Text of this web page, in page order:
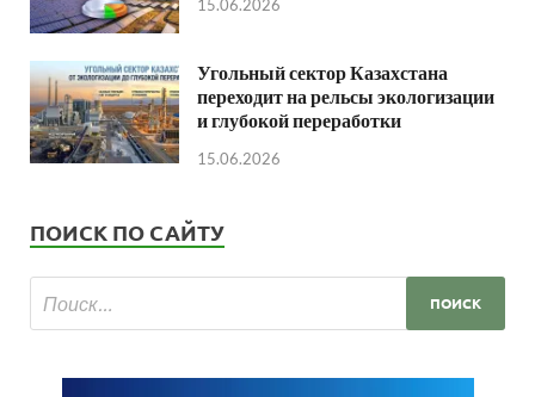
15.06.2026
Угольный сектор Казахстана
переходит на рельсы экологизации
и глубокой переработки
15.06.2026
ПОИСК ПО САЙТУ